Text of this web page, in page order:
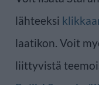
lähteeksi
laatikon. Voit
liittyvistä